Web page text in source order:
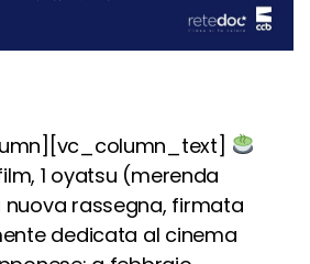
1 oyatsu (merenda
rassegna, firmata
dedicata al cinema